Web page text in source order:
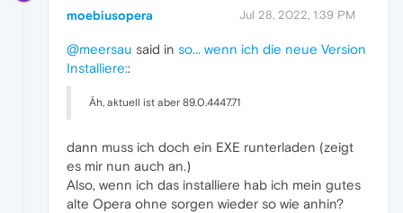
moebiusopera Jul 28, 2022, 1:39 PM
@meersau said in so... wenn ich die neue Version
Installiere::
Äh, aktuell ist aber 89.0.4447.71
dann muss ich doch ein EXE runterladen (zeigt
es mir nun auch an.)
Also, wenn ich das installiere hab ich mein gutes
alte Opera ohne sorgen wieder so wie anhin?